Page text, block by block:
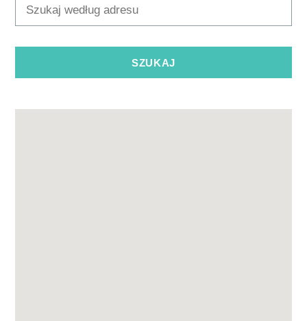
Villa Nika, Kamberovo šetalište 30,